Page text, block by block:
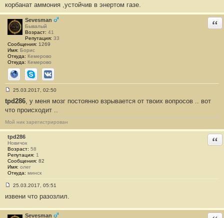
н
и
е
#
3
корбанат аммония ,устойчив в энертом газе.
Sevesman
Бывалый
Возраст: 41
Репутация: 33
Сообщения: 1269
Имя: Борис
Откуда: Кемерово
Откуда: Кемерово
СайтSkypeВКонтакте
о
б
щ
е
н
и
е
#
3
5
25.03.2017, 02:50
tpd286 , у меня мозг постоянно взрывается от твоих вопросов .. вот
что происходит ..
Мой ник зарегистрирован
tpd286
Новичок
Возраст: 58
Репутация: 1
Сообщения: 82
Имя: олег
Откуда: минск
о
б
щ
25.03.2017, 05:51
извени что разозлил.
Sevesman